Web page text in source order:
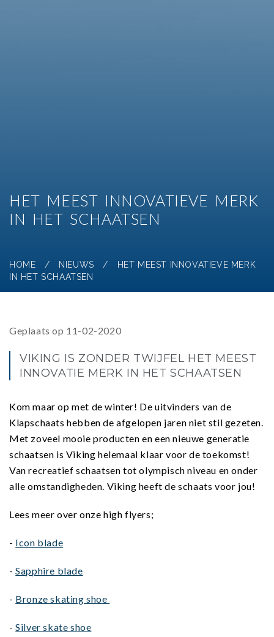
HET MEEST INNOVATIEVE MERK
IN HET SCHAATSEN
HOME / NIEUWS /
HET MEEST INNOVATIEVE MERK
IN HET SCHAATSEN
Geplaats op 11-02-2020
VIKING IS ZONDER TWIJFEL HET MEEST
INNOVATIE MERK IN HET SCHAATSEN
Kom maar op met de winter! De uitvinders van de
Klapschaats hebben de afgelopen jaren niet stil gezeten.
Met zoveel mooie producten en een nieuwe generatie
schaatsen is Viking helemaal klaar voor de toekomst!
Van recreatief schaatsen tot olympisch niveau en onder
alle omstandigheden. Viking heeft de schaats voor jou!
Lees meer over onze high flyers;
- Icon blade
-Sapphire blade
- Bronze skating shoe
-Silver skate shoe